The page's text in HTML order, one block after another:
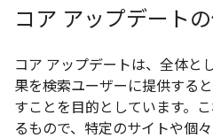
コア アップデート
コア アップデートは、全体と
果を検索ユーザーに提供する
すことを目的としています。
るもので、特定のサイトや個